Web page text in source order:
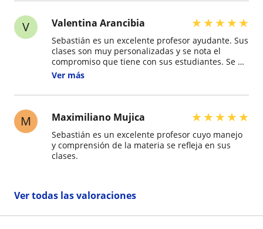
V Valentina Arancibia ★★★★★
Sebastián es un excelente profesor ayudante. Sus
clases son muy personalizadas y se nota el
compromiso que tiene con sus estudiantes. Se da
el tiempo de leer y entender lo que uno está
realmente útil, incluso haciendo PPT
alumno. Explica muy bien, tiene mucha
disposición para ayudar y hace que aprender sea
mucho más fácil y llevadero
Ver más
M Maximiliano Mujica ★★★★★
Sebastián es un excelente profesor cuyo manejo
y comprensión de la materia se refleja en sus
clases.
Ver todas las valoraciones